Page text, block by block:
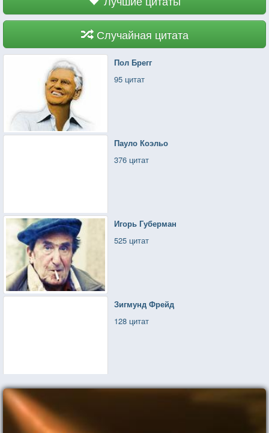
Случайная цитата
Пол Брегг
95 цитат
Пауло Коэльо
376 цитат
Игорь Губерман
525 цитат
Зигмунд Фрейд
128 цитат